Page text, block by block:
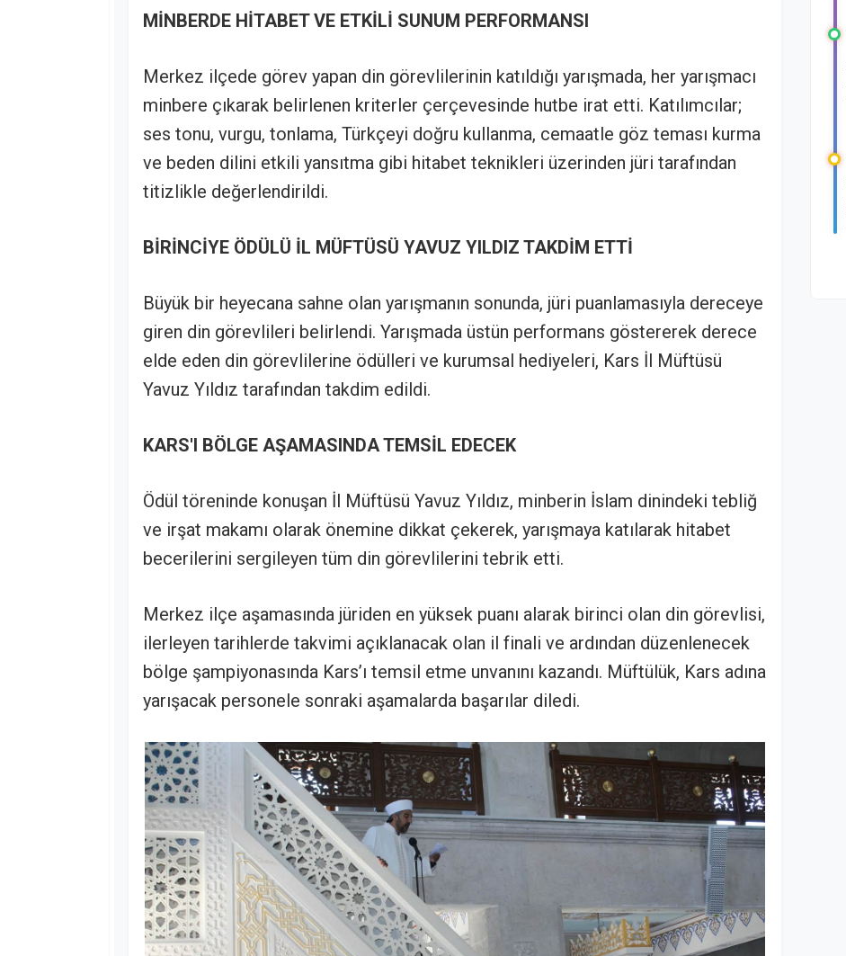
MİNBERDE HİTABET VE ETKİLİ SUNUM PERFORMANSI
Merkez ilçede görev yapan din görevlilerinin katıldığı yarışmada, her yarışmacı
minbere çıkarak belirlenen kriterler çerçevesinde hutbe irat etti. Katılımcılar;
ses tonu, vurgu, tonlama, Türkçeyi doğru kullanma, cemaatle göz teması kurma
ve beden dilini etkili yansıtma gibi hitabet teknikleri üzerinden jüri tarafından
titizlikle değerlendirildi.
BİRİNCİYE ÖDÜLÜ İL MÜFTÜSÜ YAVUZ YILDIZ TAKDİM ETTİ
Büyük bir heyecana sahne olan yarışmanın sonunda, jüri puanlamasıyla dereceye
giren din görevlileri belirlendi. Yarışmada üstün performans göstererek derece
elde eden din görevlilerine ödülleri ve kurumsal hediyeleri, Kars İl Müftüsü
Yavuz Yıldız tarafından takdim edildi.
KARS'I BÖLGE AŞAMASINDA TEMSİL EDECEK
Ödül töreninde konuşan İl Müftüsü Yavuz Yıldız, minberin İslam dinindeki tebliğ
ve irşat makamı olarak önemine dikkat çekerek, yarışmaya katılarak hitabet
becerilerini sergileyen tüm din görevlilerini tebrik etti.
Merkez ilçe aşamasında jüriden en yüksek puanı alarak birinci olan din görevlisi,
ilerleyen tarihlerde takvimi açıklanacak olan il finali ve ardından düzenlenecek
bölge şampiyonasında Kars’ı temsil etme unvanını kazandı. Müftülük, Kars adına
yarışacak personele sonraki aşamalarda başarılar diledi.